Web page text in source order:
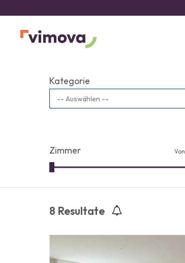
Kategorie
-- Auswählen --
Zimmer Von
8 Resultate